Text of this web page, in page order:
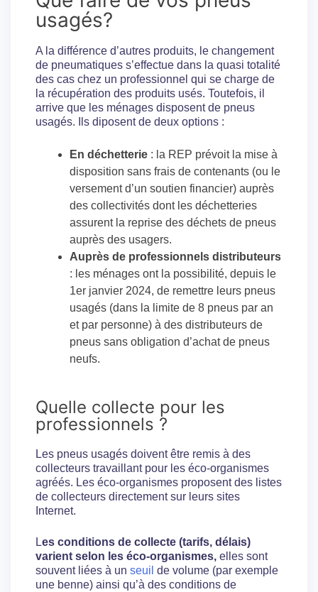
usagés?
A la différence d’autres produits, le changement
de pneumatiques s’effectue dans la quasi totalité
des cas chez un professionnel qui se charge de
la récupération des produits usés. Toutefois, il
arrive que les ménages disposent de pneus
usagés. Ils diposent de deux options :
En déchetterie : la REP prévoit la mise à
disposition sans frais de contenants (ou le
versement d’un soutien financier) auprès
des collectivités dont les déchetteries
assurent la reprise des déchets de pneus
auprès des usagers.
Auprès de professionnels distributeurs
: les ménages ont la possibilité, depuis le
1er janvier 2024, de remettre leurs pneus
usagés (dans la limite de 8 pneus par an
et par personne) à des distributeurs de
pneus sans obligation d’achat de pneus
neufs.
Quelle collecte pour les
professionnels ?
Les pneus usagés doivent être remis à des
collecteurs travaillant pour les éco-organismes
agréés. Les éco-organismes proposent des listes
de collecteurs directement sur leurs sites
Internet.
Les conditions de collecte (tarifs, délais)
varient selon les éco-organismes, elles sont
souvent liées à un seuil de volume (par exemple
une benne) ainsi qu’à des conditions de